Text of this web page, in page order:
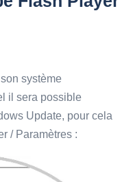
système
il sera possible
Update, pour cela
/ Paramètres :